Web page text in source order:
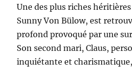
Une des plus riches
Sunny Von Bülow, est
profond provoqué par une
Son second mari, Claus,
inquiétante et